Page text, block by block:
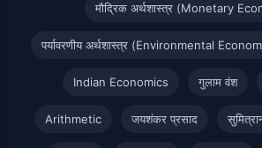
मौद्रिक अर्थशास्त्र (Monetary
पर्यावरणीय अर्थशास्त्र (Environmental
Indian Economics गुलाम वंश
Arithmetic जयशंकर प्रसाद